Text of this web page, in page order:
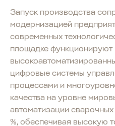
Запуск производства
модернизацией
современных
площадке функционируют
цифровые системы
процессами и
качества на уровне
автоматизации
%, обеспечивая высокую